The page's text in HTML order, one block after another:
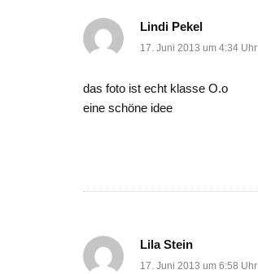
Lindi Pekel
17. Juni 2013 um 4:34 Uhr
das foto ist echt klasse O.o
eine schöne idee
Lila Stein
17. Juni 2013 um 6:58 Uhr